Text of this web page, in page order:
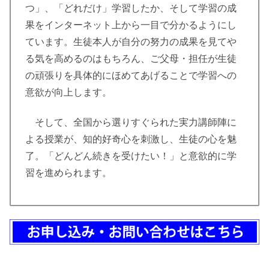
つ」、「どれだけ」学習したか、そして学習の成
果をインターネット上から一目で分かるようにし
ています。生徒本人が自分の努力の成果を見てや
る気を高めるのはもちろん、ご父母・担任が生徒
の頑張りを具体的にほめてあげることで学習への
意欲が向上します。
そして、全国から選りすぐられた実力講師陣に
よる授業が、知的好奇心を刺激し、生徒の心を魅
了。「どんどん続きを受けたい！」と意欲的に学
習を進められます。